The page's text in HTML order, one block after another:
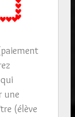
une
(élève